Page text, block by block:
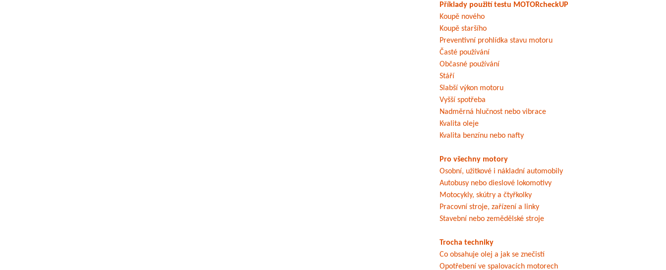
Příklady použití testu MOTORcheckUP
Koupě nového
Koupě staršího
Preventivní prohlídka stavu motoru
Časté používání
Občasné používání
Stáří
Slabší výkon motoru
Vyšší spotřeba
Nadměrná hlučnost nebo vibrace
Kvalita oleje
Kvalita benzínu nebo nafty
Pro všechny motory
Osobní, užitkové i nákladní automobily
Autobusy nebo dieslové lokomotivy
Motocykly, skútry a čtyřkolky
Pracovní stroje, zařízení a linky
Stavební nebo zemědělské stroje
Trocha techniky
Co obsahuje olej a jak se znečistí
Opotřebení ve spalovacích motorech